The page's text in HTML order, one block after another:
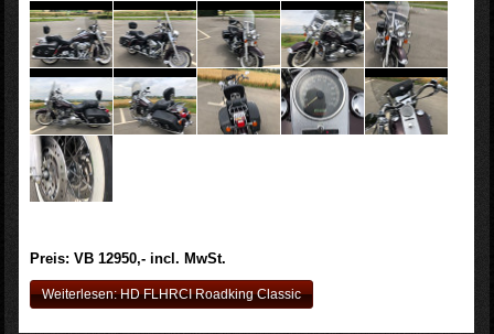
Preis: VB 12950,- incl. MwSt.
Weiterlesen: HD FLHRCI Roadking Classic